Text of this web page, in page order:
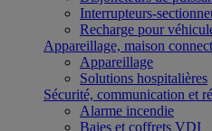
Interrupteurs-
Recharge pour
Appareillage, maison
Appareillage
Solutions hospitalières
Sécurité, communication et
Alarme incendie
Baies et coffrets VDI